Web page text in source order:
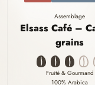
Assemblage
Elsass Café –
grains
Fruité & Gourmand
100% Arabica